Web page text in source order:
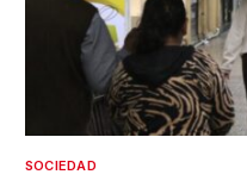
SOCIEDAD